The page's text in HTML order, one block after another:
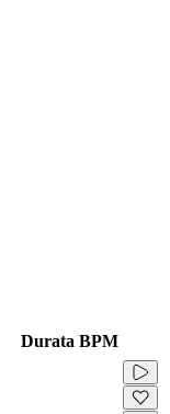
Durata BPM